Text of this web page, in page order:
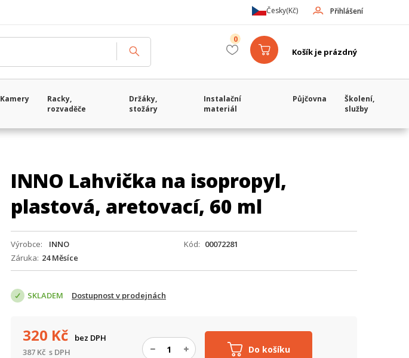
Přihlášení
Česky(Kč)
Košík je prázdný
0
Kamery
Racky,
rozvaděče
Držáky,
stožáry
Instalační
materiál
Půjčovna
Školení,
služby
INNO Lahvička na isopropyl,
plastová, aretovací, 60 ml
Výrobce INNO Kód
00072281
Záruka 24 Měsíce
SKLADEM Dostupnost v prodejnách
Do košíku
320 Kč
bez DPH
387 Kč s DPH